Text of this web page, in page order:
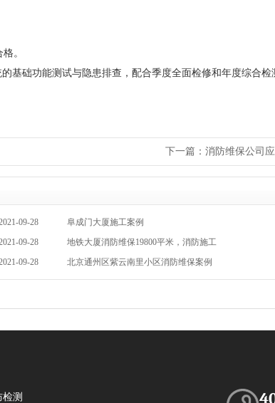
。
基础功能测试与隐患排查，配合季度全面检修和年度综合
下一篇： 消防维保公司
09-28
阜成门大厦施工案例
09-28
地铁大厦消防维保19800平米，消防施工
09-28
北京通州区紫云南里小区消防维保案例
测